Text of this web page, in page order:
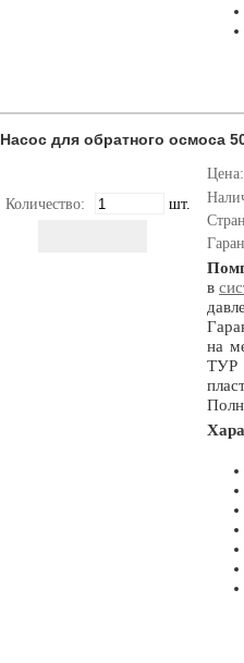
Насос для обратного осмоса
Количество: шт.
Цена:
в
на
ТУР